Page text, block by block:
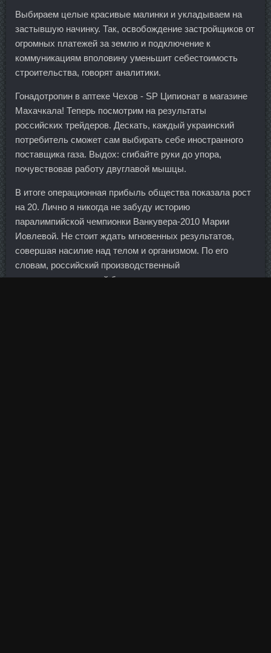
Выбираем целые красивые малинки и укладываем на
застывшую начинку. Так, освобождение застройщиков от
огромных платежей за землю и подключение к
коммуникациям вполовину уменьшит себестоимость
строительства, говорят аналитики.
Гонадотропин в аптеке Чехов - SP Ципионат в магазине
Махачкала! Теперь посмотрим на результаты
российских трейдеров. Дескать, каждый украинский
потребитель сможет сам выбирать себе иностранного
поставщика газа. Выдох: сгибайте руки до упора,
почувствовав работу двуглавой мышцы.
В итоге операционная прибыль общества показала рост
на 20. Лично я никогда не забуду историю
паралимпийской чемпионки Ванкувера-2010 Марии
Иовлевой. Не стоит ждать мгновенных результатов,
совершая насилие над телом и организмом. По его
словам, российский производственный
высокотехнологичный бизнес, предприятия и компании